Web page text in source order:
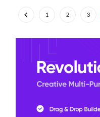
1 2 3